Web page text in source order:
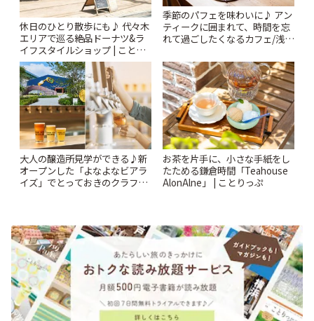
休日のひとり散歩にも♪ 代々木
エリアで巡る絶品ドーナツ&ラ
イフスタイルショップ | ことり
っぷ
季節のパフェを味わいに♪ アン
ティークに囲まれて、時間を忘
れて過ごしたくなるカフェ/浅草
大人の醸造所見学ができる♪新
オープンした「よなよなビアラ
イズ」でとっておきのクラフト
お茶を片手に、小さな手紙をし
たためる鎌倉時間「Teahouse
AlonAlne」 | ことりっぷ